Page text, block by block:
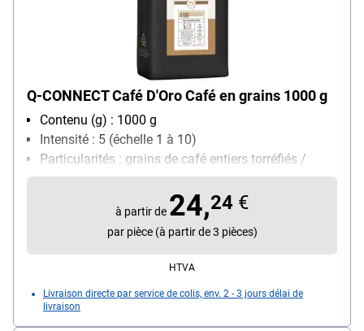
Q-CONNECT Café D'Oro Café en grains 1000 g
Contenu (g) : 1000 g
Intensité : 5 (échelle 1 à 10)
Particularités : grains de café entiers torréfiés /
torréfaction lente / adaptés aux machines à café
Sorte de café : Grains Arabica et Robusta
Torréfaction : 5 (échelle 1 à 10)
à partir de 24,24 €
par pièce (à partir de 3 pièces)
HTVA
Livraison directe par service de colis, env. 2 - 3 jours délai de
livraison